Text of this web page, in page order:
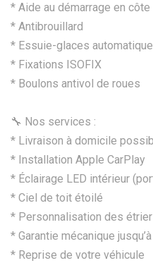
* ⁠Aide au démarrage en côte
*⁠ Antibrouillard
*⁠ ⁠Essuie-glaces
*⁠ ⁠Fixations ISOFIX
*⁠ ⁠Boulons antivol de roues
🔧 Nos services :
* Livraison à domicile
* Installation Apple CarPlay
* Éclairage LED intérieur
* Ciel de toit étoilé
* Personnalisation des
* Garantie mécanique
* Reprise de votre véhicule